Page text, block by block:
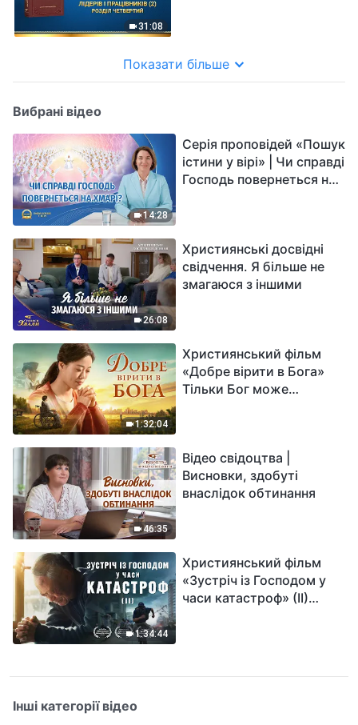
31:08
Показати більше
Вибрані відео
14:28
Серія проповідей «Пошук
істини у вірі» | Чи справді
Господь повернеться на
26:08
Християнські досвідні
свідчення. Я більше не
змагаюся з іншими
1:32:04
Християнський фільм
«Добре вірити в Бога»
Тільки Бог може
46:35
Відео свідоцтва |
Висновки, здобуті
внаслідок обтинання
1:34:44
Християнський фільм
«Зустріч із Господом у
часи катастроф» (II)
Інші категорії відео